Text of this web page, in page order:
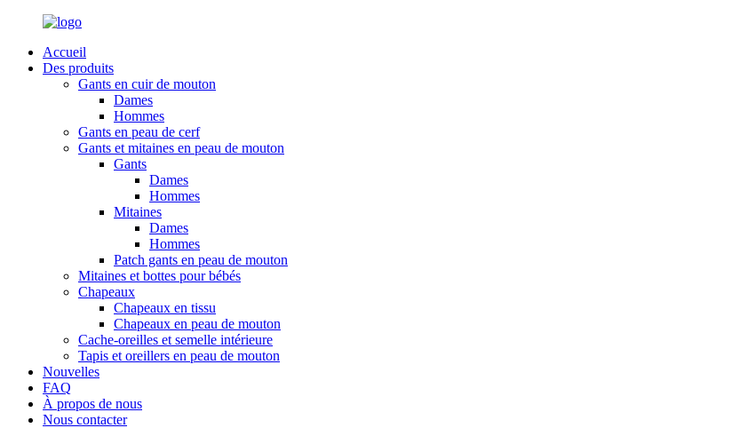
Accueil
Des produits
Gants en cuir de mouton
Dames
Hommes
Gants en peau de cerf
Gants et mitaines en peau de mouton
Gants
Dames
Hommes
Mitaines
Dames
Hommes
Patch gants en peau de mouton
Mitaines et bottes pour bébés
Chapeaux
Chapeaux en tissu
Chapeaux en peau de mouton
Cache-oreilles et semelle intérieure
Tapis et oreillers en peau de mouton
Nouvelles
FAQ
À propos de nous
Nous contacter